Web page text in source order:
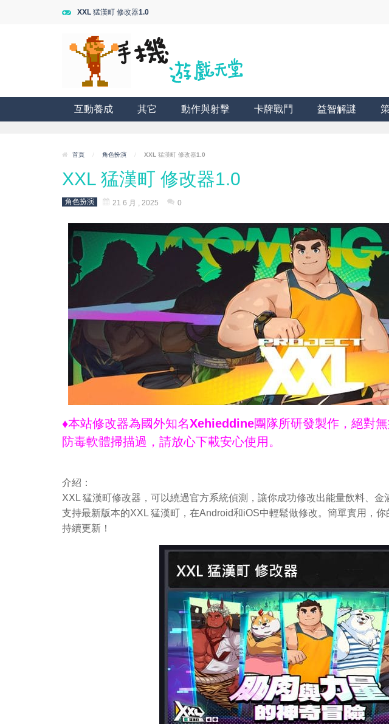
XXL 猛漢町 修改器1.0
互動養成 其它 動作與射擊 卡牌戰鬥 益智解謎
首頁 / 角色扮演 / XXL 猛漢町 修改器1.0
XXL 猛漢町 修改器1.0
角色扮演 21 6 月 , 2025 0
♦本站修改器為國外知名Xehieddine團隊所研發製作，絕對
防毒軟體掃描過，請放心下載安心使用。
介紹：
XXL 猛漢町修改器，可以繞過官方系統偵測，讓你成功修改出能量飲料、金
支持最新版本的XXL 猛漢町，在Android和iOS中輕鬆做修改。簡單實用，你
持續更新！